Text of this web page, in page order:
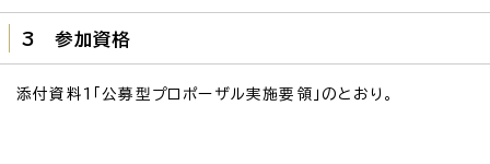
3 参加資格
添付資料1「公募型プロポーザル実施要領」のとおり。